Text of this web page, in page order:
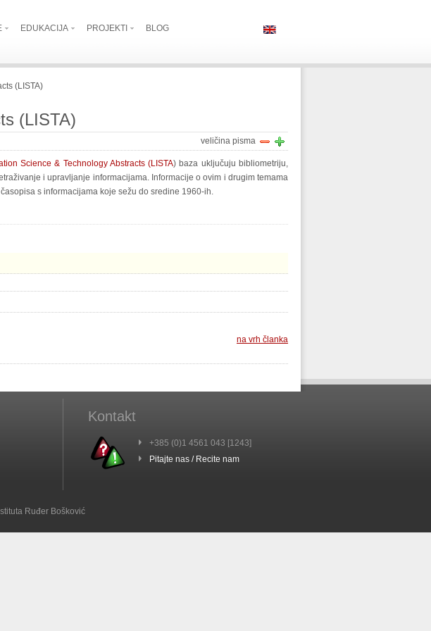
EDUKACIJA PROJEKTI BLOG
(LISTA)
(LISTA)
veličina pisma
Science & Technology Abstracts (LISTA) baza uključuju bibliometriju,
i upravljanje informacijama. Informacije o ovim i drugim temama
s informacijama koje sežu do sredine 1960-ih.
na vrh članka
Kontakt
+385 (0)1 4561 043 [1243]
Pitajte nas / Recite nam
Ruđer Bošković